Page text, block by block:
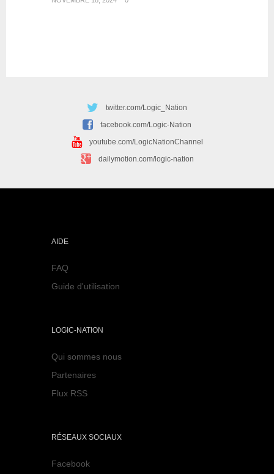
twitter.com/Logic_Nation
facebook.com/Logic-Nation
youtube.com/LogicNationChannel
dailymotion.com/logic-nation
AIDE
FAQ
Guide d'utilisation
LOGIC-NATION
Qui sommes nous
Partenaires
Flux RSS
RÉSEAUX SOCIAUX
Facebook